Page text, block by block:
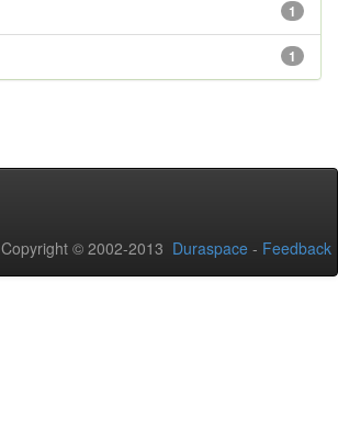
1
1
Copyright © 2002-2013 Duraspace - Feedback